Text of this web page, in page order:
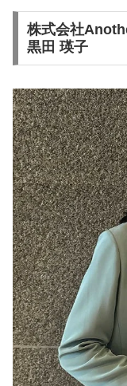
株式会社
黒田 瑛子